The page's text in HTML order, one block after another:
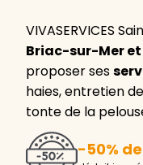
VIVASERVICES
Briac-sur-Mer
proposer ses
haies, entretien
tonte de la
-50%